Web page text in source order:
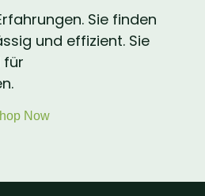
Sie finden
und effizient. Sie
für
Now